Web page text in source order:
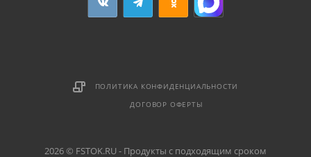
ПОЛИТИКА КОНФИДЕНЦИАЛЬНОСТИ
ДОГОВОР ОФЕРТЫ
2026 © FSTOK.RU - Продукты с подходящим сроком